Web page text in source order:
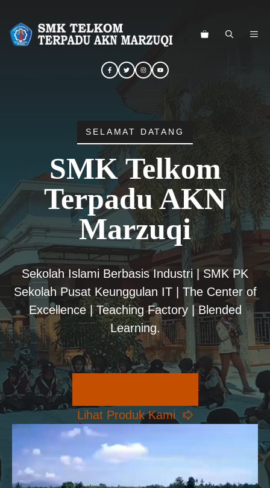
SELAMAT DATANG
SMK Telkom
Terpadu AKN
Marzuqi
Sekolah Islami Berbasis Industri | SMK PK
Sekolah Pusat Keunggulan IT | The Center of
Excellence | Teaching Factory | Blended
Learning.
Lihat Produk Kami